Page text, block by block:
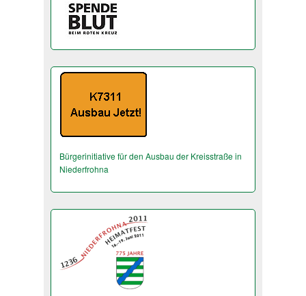
Bürgerinitiative für den Ausbau der Kreisstraße in
Niederfrohna